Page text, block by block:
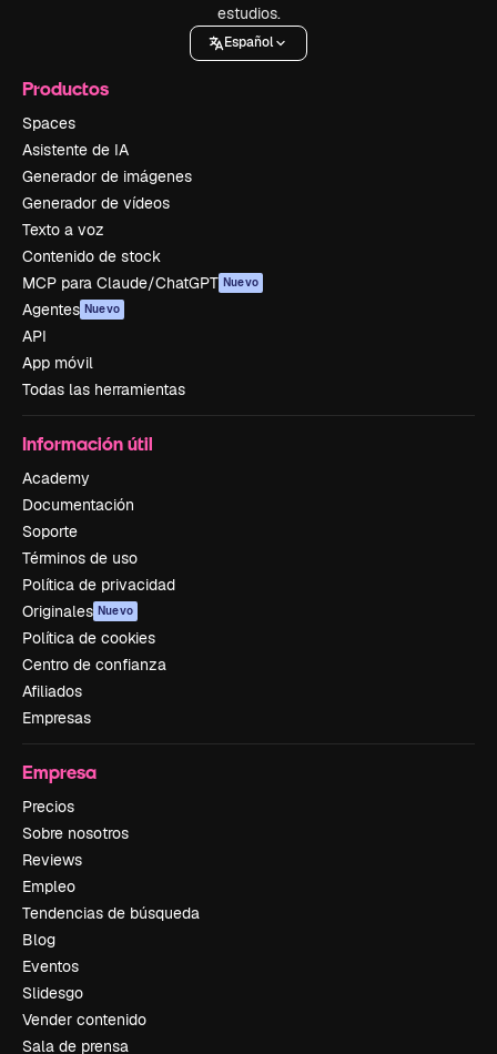
estudios.
Español
Productos
Spaces
Asistente de IA
Generador de imágenes
Generador de vídeos
Texto a voz
Contenido de stock
MCP para Claude/ChatGPT Nuevo
Agentes Nuevo
API
App móvil
Todas las herramientas
Información útil
Academy
Documentación
Soporte
Términos de uso
Política de privacidad
Originales Nuevo
Política de cookies
Centro de confianza
Afiliados
Empresas
Empresa
Precios
Sobre nosotros
Reviews
Empleo
Tendencias de búsqueda
Blog
Eventos
Slidesgo
Vender contenido
Sala de prensa